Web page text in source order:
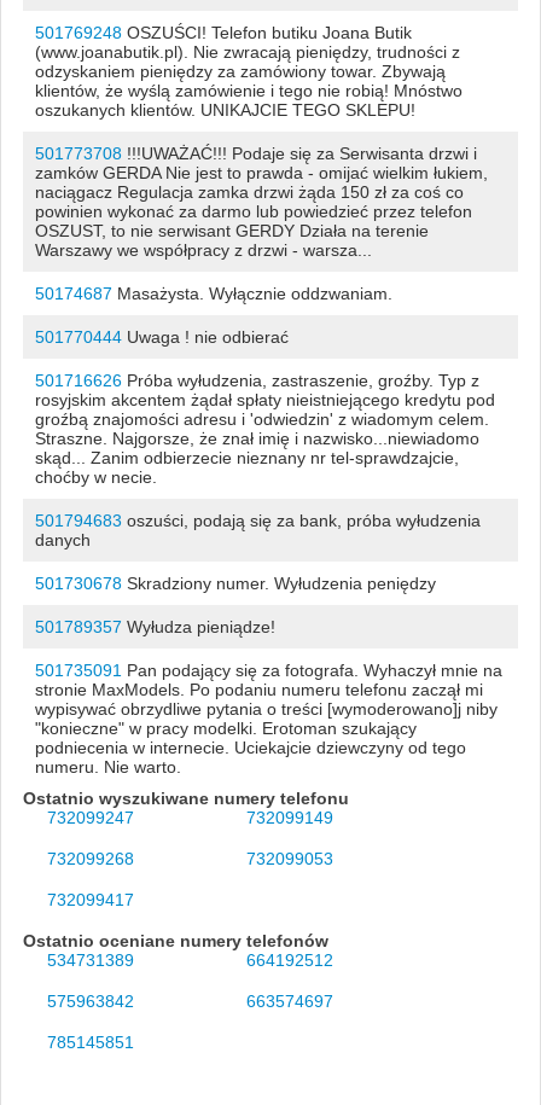
501769248OSZUŚCI! Telefon butiku Joana Butik
(www.joanabutik.pl). Nie zwracają pieniędzy, trudności z
odzyskaniem pieniędzy za zamówiony towar. Zbywają
klientów, że wyślą zamówienie i tego nie robią! Mnóstwo
oszukanych klientów. UNIKAJCIE TEGO SKLEPU!
501773708!!!UWAŻAĆ!!! Podaje się za Serwisanta drzwi i
zamków GERDA Nie jest to prawda - omijać wielkim łukiem,
naciągacz Regulacja zamka drzwi żąda 150 zł za coś co
powinien wykonać za darmo lub powiedzieć przez telefon
OSZUST, to nie serwisant GERDY Działa na terenie
Warszawy we współpracy z drzwi - warsza...
50174687 Masażysta. Wyłącznie oddzwaniam.
501770444Uwaga ! nie odbierać
501716626Próba wyłudzenia, zastraszenie, groźby. Typ z
rosyjskim akcentem żądał spłaty nieistniejącego kredytu pod
groźbą znajomości adresu i 'odwiedzin' z wiadomym celem.
Straszne. Najgorsze, że znał imię i nazwisko...niewiadomo
skąd... Zanim odbierzecie nieznany nr tel-sprawdzajcie,
choćby w necie.
501794683 oszuści, podają się za bank, próba wyłudzenia
danych
501730678Skradziony numer. Wyłudzenia peniędzy
501789357 Wyłudza pieniądze!
501735091 Pan podający się za fotografa. Wyhaczył mnie na
stronie MaxModels. Po podaniu numeru telefonu zaczął mi
wypisywać obrzydliwe pytania o treści [wymoderowano]j niby
"konieczne" w pracy modelki. Erotoman szukający
podniecenia w internecie. Uciekajcie dziewczyny od tego
numeru. Nie warto.
Ostatnio wyszukiwane numery telefonu
732099247
732099149
732099268 732099053
732099417
Ostatnio oceniane numery telefonów
534731389
664192512
575963842 663574697
785145851